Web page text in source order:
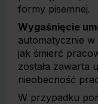
formy pisemnej.
Wygaśnięcie
automatycznie
jak śmierć
została zawarta
nieobecność
W przypadku